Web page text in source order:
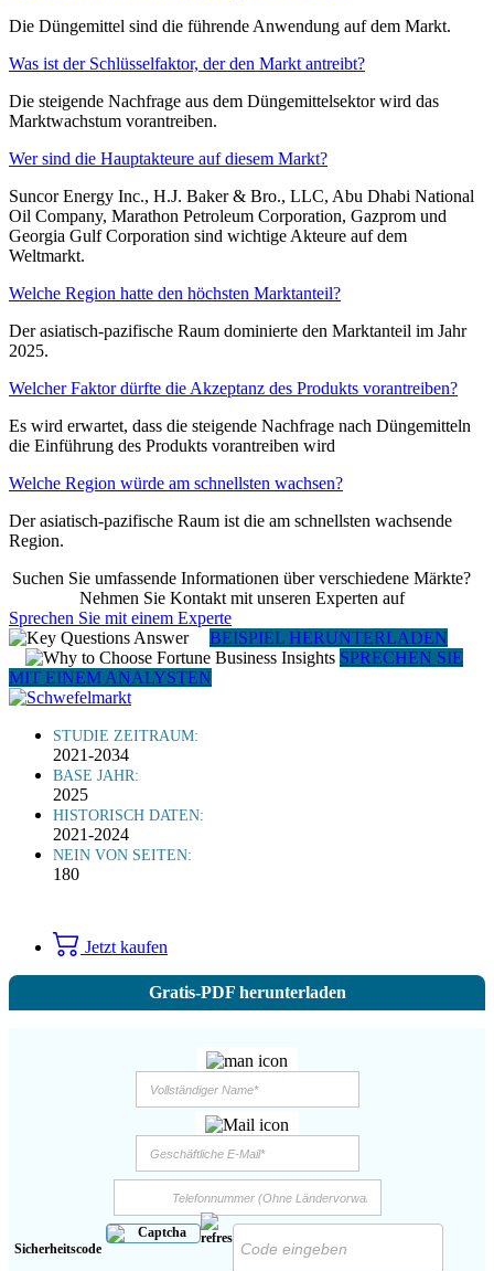
Die Düngemittel sind die führende Anwendung auf dem Markt.
Was ist der Schlüsselfaktor, der den Markt antreibt?
Die steigende Nachfrage aus dem Düngemittelsektor wird das
Marktwachstum vorantreiben.
Wer sind die Hauptakteure auf diesem Markt?
Suncor Energy Inc., H.J. Baker & Bro., LLC, Abu Dhabi National
Oil Company, Marathon Petroleum Corporation, Gazprom und
Georgia Gulf Corporation sind wichtige Akteure auf dem
Weltmarkt.
Welche Region hatte den höchsten Marktanteil?
Der asiatisch-pazifische Raum dominierte den Marktanteil im Jahr
2025.
Welcher Faktor dürfte die Akzeptanz des Produkts vorantreiben?
Es wird erwartet, dass die steigende Nachfrage nach Düngemitteln
die Einführung des Produkts vorantreiben wird
Welche Region würde am schnellsten wachsen?
Der asiatisch-pazifische Raum ist die am schnellsten wachsende
Region.
Suchen Sie umfassende Informationen über verschiedene Märkte?
Nehmen Sie Kontakt mit unseren Experten auf
Sprechen Sie mit einem Experte
BEISPIEL HERUNTERLADEN
SPRECHEN SIE
MIT EINEM ANALYSTEN
STUDIE ZEITRAUM:
2021-2034
BASE JAHR:
2025
HISTORISCH DATEN:
2021-2024
NEIN VON SEITEN:
180
Jetzt kaufen
Gratis-PDF herunterladen
Sicherheitscode